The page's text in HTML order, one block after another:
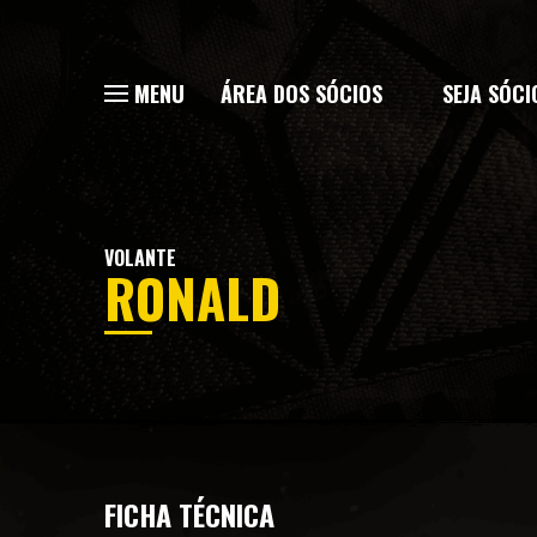
MENU ÁREA DOS SÓCIOS SEJA
VOLANTE
RONALD
FICHA TÉCNICA